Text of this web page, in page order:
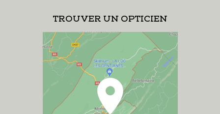
TROUVER UN OPTICIEN